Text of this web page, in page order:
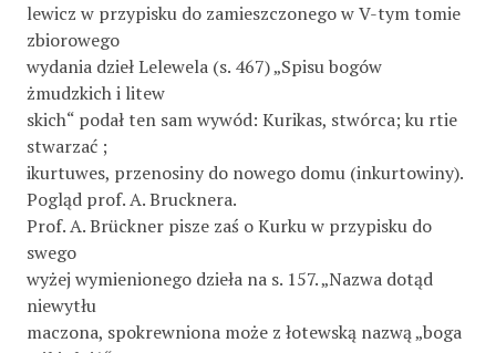
lewicz w przypisku do zamieszczonego w V-tym tomie
zbiorowego
wydania dzieł Lelewela (s. 467) „Spisu bogów
żmudzkich i litew­
skich“ podał ten sam wywód: Kurikas, stwórca; ku rtie
stwarzać ;
ikurtuwes, przenosiny do nowego domu (inkurtowiny).
Pogląd prof. A. Brucknera.
Prof. A. Brückner pisze zaś o Kurku w przypisku do
swego
wyżej wymienionego dzieła na s. 157. „Nazwa dotąd
niewytłu­
maczona, spokrewniona może z łotewską nazwą „boga